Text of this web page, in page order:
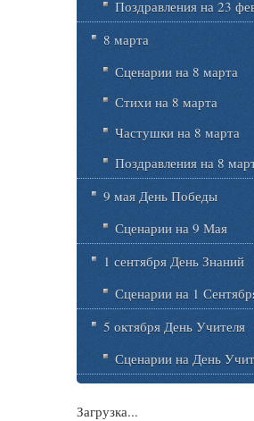
Поздравления на 23
8 марта
Сценарии на 8 марта
Стихи на 8 марта
Частушки на 8 марта
Поздравления на 8
9 мая День Победы
Сценарии на 9 Мая
1 сентября День Знаний
Сценарии на 1
5 октября День Учителя
Сценарии на День
Загрузка...